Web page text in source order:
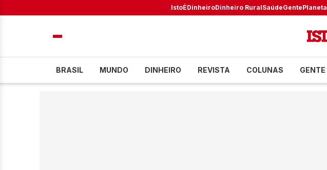
IstoÉDinheiroDinheiro RuralSaúdeGentePlaneta
BRASIL MUNDO DINHEIRO REVISTA COLUNAS GENTE